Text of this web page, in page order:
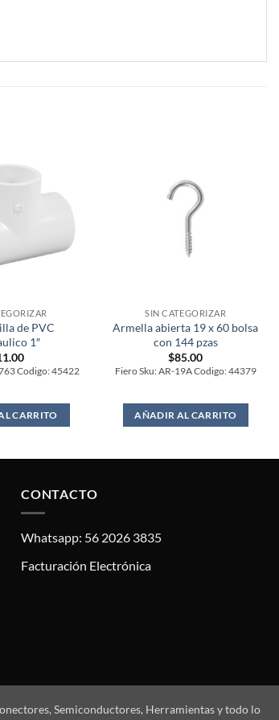
de PVC
1″
Codigo: 45422
CARRITO
SIN CATEGORIZAR
Armella abierta 19 x 60 bolsa
con 144 pzas
$85.00
Fiero Sku: AR-19A Codigo: 44379
AÑADIR AL CARRITO
CONTACTO
Whatsapp: 56 2026 3835
Facturación Electrónica
Semiconductores, Herramientas y todo lo